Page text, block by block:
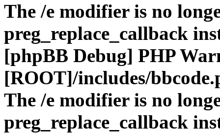
The /e modifier is no
preg_replace_callback
[phpBB Debug] PHP
[ROOT]/includes/
The /e modifier is no
preg_replace_callback